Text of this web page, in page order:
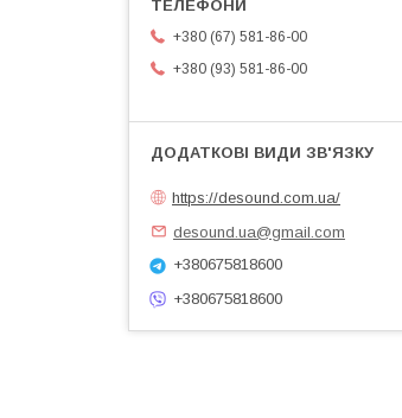
+380 (67) 581-86-00
+380 (93) 581-86-00
https://desound.com.ua/
desound.ua@gmail.com
+380675818600
+380675818600